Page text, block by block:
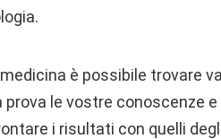
è possibile trovare
le vostre conoscenze
i risultati con quelli